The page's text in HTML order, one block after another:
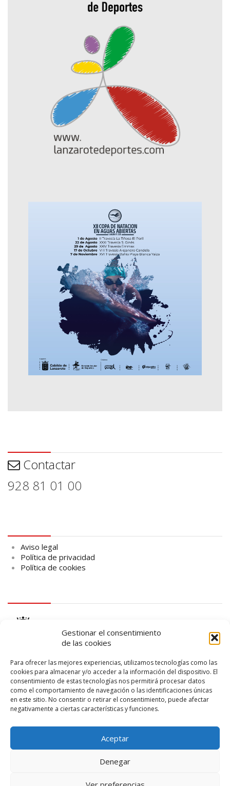
Gestionar el consentimiento
de las cookies
Para ofrecer las mejores experiencias, utilizamos tecnologías como las
cookies para almacenar y/o acceder a la información del dispositivo. El
consentimiento de estas tecnologías nos permitirá procesar datos
como el comportamiento de navegación o las identificaciones únicas
en este sitio. No consentir o retirar el consentimiento, puede afectar
negativamente a ciertas características y funciones.
Aceptar
Denegar
Contactar
928 81 01 00
Aviso legal
Política de privacidad
Política de cookies
logo SID